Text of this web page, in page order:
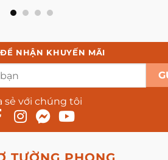
NHẬN KHUYẾN MÃI
sẻ với chúng tôi